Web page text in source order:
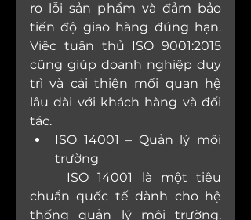
ro lỗi sản phẩm và đảm bảo
tiến độ giao hàng đúng hạn.
Việc tuân thủ ISO 9001:2015
cũng giúp doanh nghiệp duy
trì và cải thiện mối quan hệ
lâu dài với khách hàng và đối
tác.
ISO 14001 – Quản lý môi
trường
chuẩn quốc tế dành cho hệ
thống quản lý môi trường.